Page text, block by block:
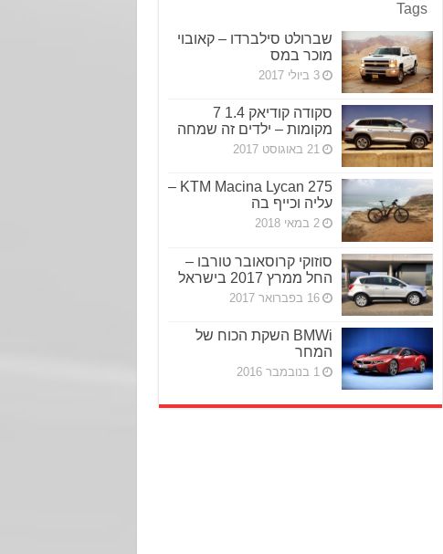
Tags
שברולט סילברדו – קאובוי
מוכר במס
3 ביולי 2017
סקודה קודיאק 1.4 7
מקומות – ילדים זה שמחה
21 באוגוסט 2017
KTM Macina Lycan 275 –
עליה וכייף בה
2 במאי 2018
סוזוקי קרוסאובר טורבו –
החל ממרץ 2017 בישראל
16 בפברואר 2017
BMWi השקת הכוח של
המחר
1 בנובמבר 2016